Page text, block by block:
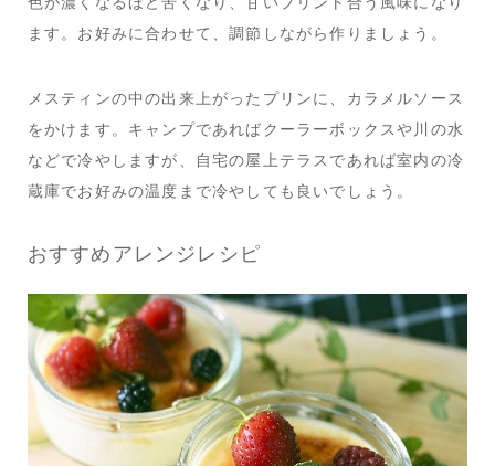
ます。お好みに合わせて、調節しながら作りましょう。
メスティンの中の出来上がったプリンに、カラメルソース
をかけます。キャンプであればクーラーボックスや川の水
などで冷やしますが、自宅の屋上テラスであれば室内の冷
蔵庫でお好みの温度まで冷やしても良いでしょう。
おすすめアレンジレシピ